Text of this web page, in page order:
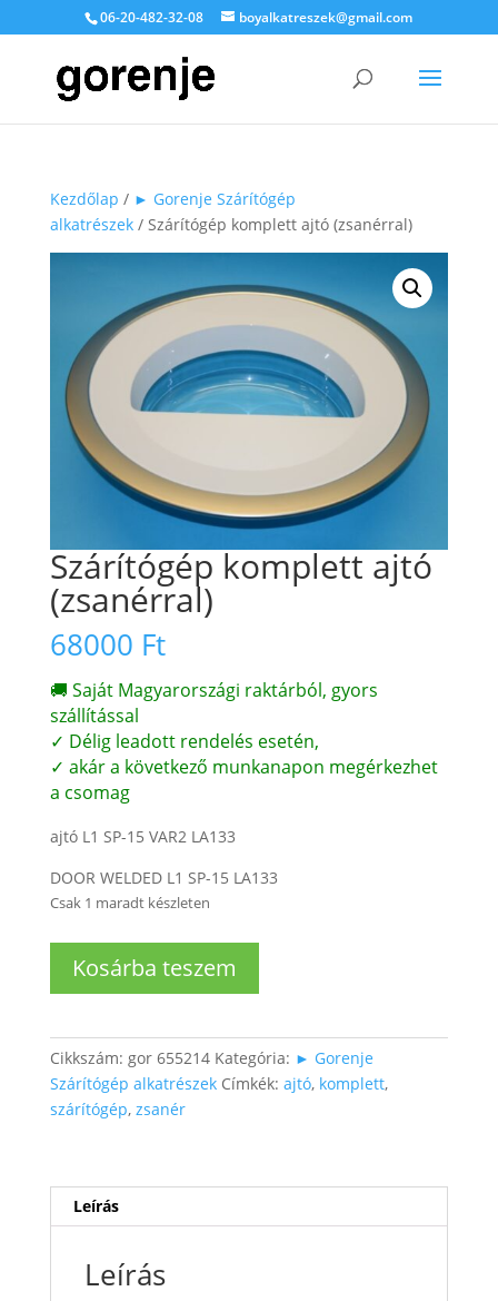
06-20-482-32-08 boyalkatreszek@gmail.com
Kezdőlap / ► Gorenje Szárítógép
alkatrészek/ Szárítógép komplett ajtó (zsanérral)
Szárítógép komplett ajtó
(zsanérral)
68000 Ft
🚚 Saját Magyarországi raktárból, gyors
szállítással
✓ Délig leadott rendelés esetén,
✓ akár a következő munkanapon megérkezhet
a csomag
ajtó L1 SP-15 VAR2 LA133
DOOR WELDED L1 SP-15 LA133
Csak 1 maradt készleten
Szárítógép
komplett
mennyiség
Kosárba teszem
Cikkszám: gor 655214 Kategória: ► Gorenje
Szárítógép alkatrészek Címkék: ajtó, komplett,
szárítógép, zsanér
Leírás
Leírás